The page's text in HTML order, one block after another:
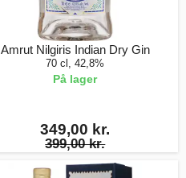
Amrut Nilgiris Indian Dry Gin
70 cl, 42,8%
På lager
349,00 kr.
399,00 kr.